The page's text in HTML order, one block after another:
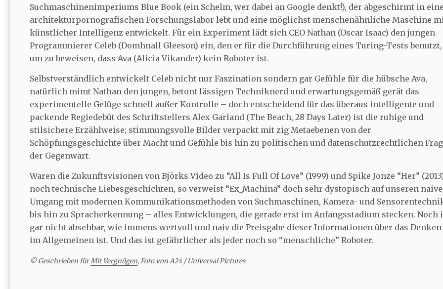
Suchmaschinenimperiums Blue Book (ein Schelm, wer dabei an Google denkt!), der abgeschirmt in
architekturpornografischen Forschungslabor lebt und eine möglichst menschenähnliche Maschine
künstlicher Intelligenz entwickelt. Für ein Experiment lädt sich CEO Nathan (Oscar Isaac) den jungen
Programmierer Celeb (Domhnall Gleeson) ein, den er für die Durchführung eines Turing-Tests benutzt,
um zu beweisen, dass Ava (Alicia Vikander) kein Roboter ist.
Selbstverständlich entwickelt Celeb nicht nur Faszination sondern gar Gefühle für die hübsche Ava,
natürlich mimt Nathan den jungen, betont lässigen Techniknerd und erwartungsgemäß gerät das
experimentelle Gefüge schnell außer Kontrolle – doch entscheidend für das überaus intelligente und
packende Regiedebüt des Schriftstellers Alex Garland (The Beach, 28 Days Later) ist die ruhige und
stilsichere Erzählweise; stimmungsvolle Bilder verpackt mit zig Metaebenen von der
Schöpfungsgeschichte über Macht und Gefühle bis hin zu politischen und datenschutzrechtlichen
der Gegenwart.
Waren die Zukunftsvisionen von Björks Video zu “All Is Full Of Love” (1999) und Spike Jonze “Her”
noch technische Liebesgeschichten, so verweist “Ex_Machina” doch sehr dystopisch auf unseren
Umgang mit modernen Kommunikationsmethoden von Suchmaschinen, Kamera- und
bis hin zu Spracherkennung – alles Entwicklungen, die gerade erst im Anfangsstadium stecken. Noch
gar nicht absehbar, wie immens wertvoll und naiv die Preisgabe dieser Informationen über das Denken
im Allgemeinen ist. Und das ist gefährlicher als jeder noch so “menschliche” Roboter.
© Geschrieben fürMit Vergnügen, Foto von A24 / Universal Pictures